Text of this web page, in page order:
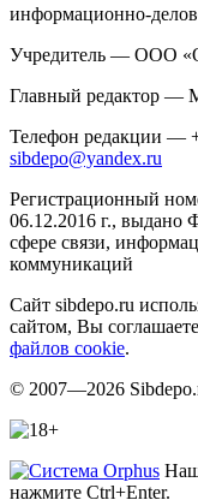
информационно-
Учредитель — ООО
Главный редактор —
Телефон редакции —
sibdepo@yandex.ru
Регистрационный
06.12.2016 г., выдано
сфере связи,
коммуникаций
Сайт sibdepo.ru
сайтом, Вы
файлов cookie.
© 2007—2026
нажмите Ctrl+Enter.